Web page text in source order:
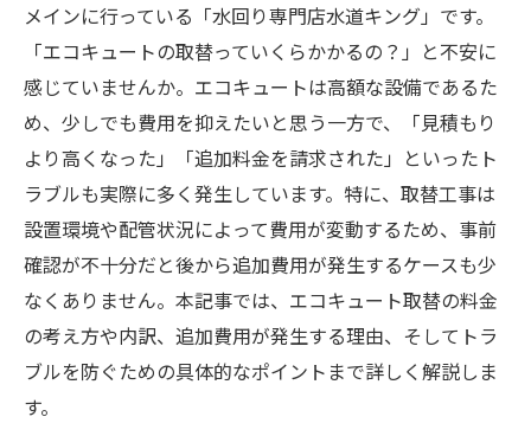
メインに行っている「水回り専門店水道キング」です。
「エコキュートの取替っていくらかかるの？」と不安に
感じていませんか。エコキュートは高額な設備であるた
め、少しでも費用を抑えたいと思う一方で、「見積もり
より高くなった」「追加料金を請求された」といったト
ラブルも実際に多く発生しています。特に、取替工事は
設置環境や配管状況によって費用が変動するため、事前
確認が不十分だと後から追加費用が発生するケースも少
なくありません。本記事では、エコキュート取替の料金
の考え方や内訳、追加費用が発生する理由、そしてトラ
ブルを防ぐための具体的なポイントまで詳しく解説しま
す。